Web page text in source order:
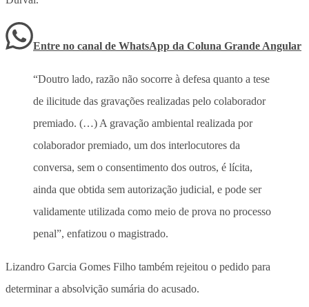
Entre no canal de WhatsApp da Coluna Grande Angular
“Doutro lado, razão não socorre à defesa quanto a tese
de ilicitude das gravações realizadas pelo colaborador
premiado. (…) A gravação ambiental realizada por
colaborador premiado, um dos interlocutores da
conversa, sem o consentimento dos outros, é lícita,
ainda que obtida sem autorização judicial, e pode ser
validamente utilizada como meio de prova no processo
penal”, enfatizou o magistrado.
Lizandro Garcia Gomes Filho também rejeitou o pedido para
determinar a absolvição sumária do acusado.